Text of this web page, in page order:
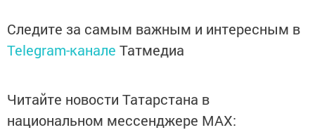
Следите за самым важным и интересным в
Telegram-канале Татмедиа
Читайте новости Татарстана в
национальном мессенджере MАХ: